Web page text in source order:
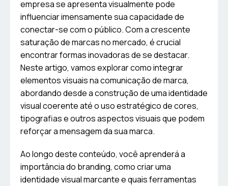
empresa se apresenta visualmente pode
influenciar imensamente sua capacidade de
conectar-se com o público. Com a crescente
saturação de marcas no mercado, é crucial
encontrar formas inovadoras de se destacar.
Neste artigo, vamos explorar como integrar
elementos visuais na comunicação de marca,
abordando desde a construção de uma identidade
visual coerente até o uso estratégico de cores,
tipografias e outros aspectos visuais que podem
reforçar a mensagem da sua marca.
Ao longo deste conteúdo, você aprenderá a
importância do branding, como criar uma
identidade visual marcante e quais ferramentas